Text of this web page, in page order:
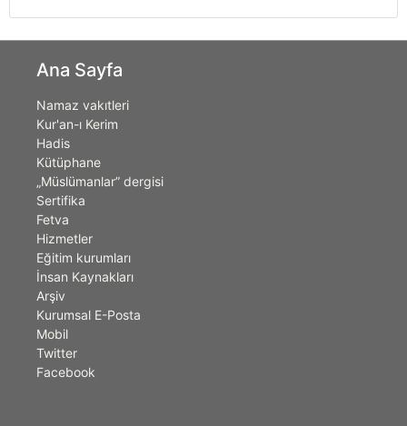
Ana Sayfa
Namaz vakıtleri
Kur'an-ı Kerim
Hadis
Kütüphane
„Müslümanlar” dergisi
Sertifika
Fetva
Hizmetler
Eğitim kurumları
İnsan Kaynakları
Arşiv
Kurumsal E-Posta
Mobil
Twitter
Facebook